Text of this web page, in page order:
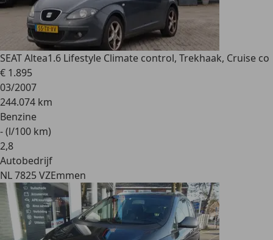
SEAT Altea1.6 Lifestyle Climate control, Trekhaak, Cruise co
€ 1.895
03/2007
244.074 km
Benzine
- (l/100 km)
2,8
Autobedrijf
NL 7825 VZEmmen